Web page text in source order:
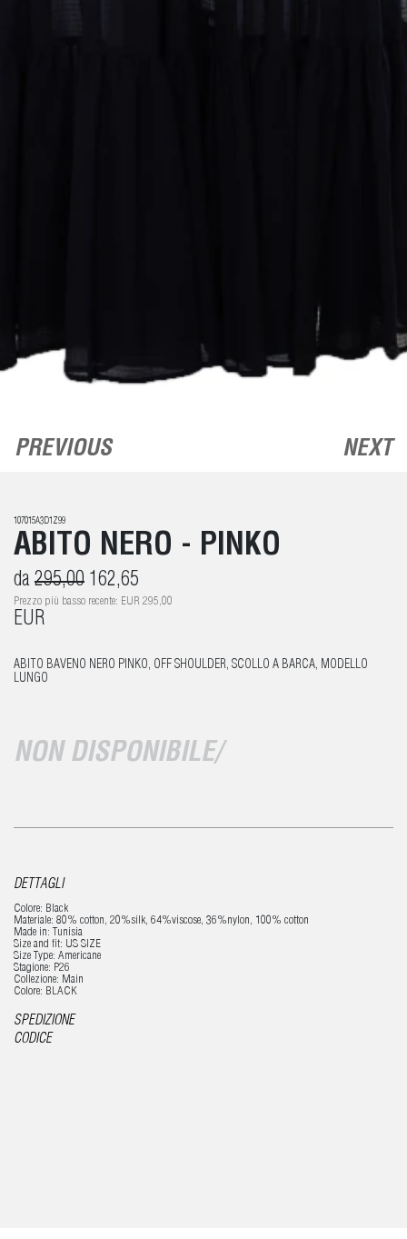
PREVIOUS NEXT
107015A3D1Z99
ABITO NERO - PINKO
da 295,00 162,65
Prezzo più basso recente: EUR 295,00
EUR
ABITO BAVENO NERO PINKO, OFF SHOULDER, SCOLLO A BARCA, MODELLO
LUNGO
NON DISPONIBILE/
DETTAGLI
Colore: Black
Materiale: 80% cotton, 20%silk, 64%viscose, 36%nylon, 100% cotton
Made in: Tunisia
Size and fit: US SIZE
Size Type: Americane
Stagione: P26
Collezione: Main
Colore: BLACK
SPEDIZIONE
CODICE